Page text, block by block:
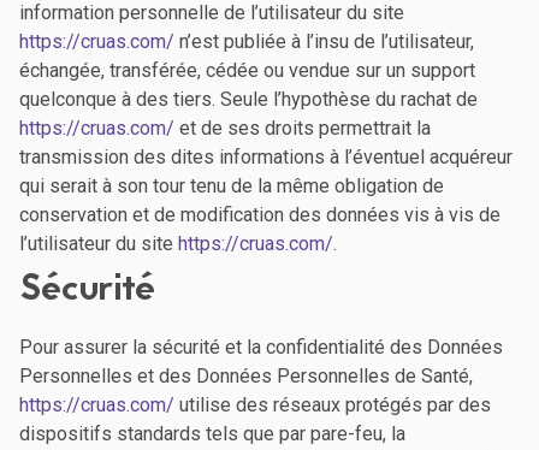
information personnelle de l’utilisateur du site
https://cruas.com/ n’est publiée à l’insu de l’utilisateur,
échangée, transférée, cédée ou vendue sur un support
quelconque à des tiers. Seule l’hypothèse du rachat de
https://cruas.com/ et de ses droits permettrait la
transmission des dites informations à l’éventuel acquéreur
qui serait à son tour tenu de la même obligation de
conservation et de modification des données vis à vis de
l’utilisateur du site https://cruas.com/.
Sécurité
Pour assurer la sécurité et la confidentialité des Données
Personnelles et des Données Personnelles de Santé,
https://cruas.com/ utilise des réseaux protégés par des
dispositifs standards tels que par pare-feu, la